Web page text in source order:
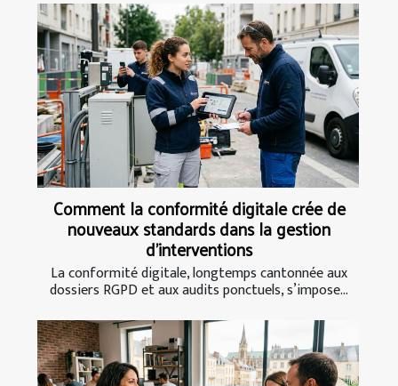
Comment la conformité digitale crée de
nouveaux standards dans la gestion
d’interventions
La conformité digitale, longtemps cantonnée aux
dossiers RGPD et aux audits ponctuels, s’impose...